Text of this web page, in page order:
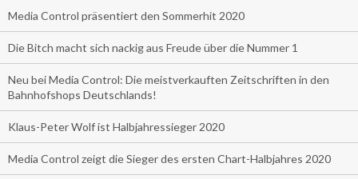
Media Control präsentiert den Sommerhit 2020
Die Bitch macht sich nackig aus Freude über die Nummer 1
Neu bei Media Control: Die meistverkauften Zeitschriften in den
Bahnhofshops Deutschlands!
Klaus-Peter Wolf ist Halbjahressieger 2020
Media Control zeigt die Sieger des ersten Chart-Halbjahres 2020